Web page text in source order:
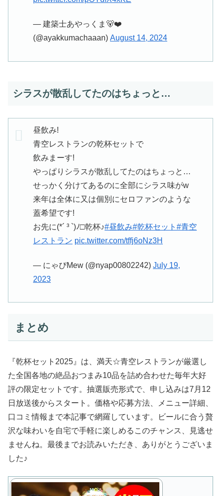
— 建築士あやっくま🐻❤️
(@ayakkumachaaan) August 14, 2024
シラスが散乱してたのはちょっと…
昼飲み!
青空レストランの乾杯セットで
飲みまーす!
やっぱりシラスが散乱してたのはちょっと…
せっかく分けてあるのに全部にシラス味がw
来年は全体に又は個別にセロファンのような
蓋希望です!
お先に(*´ ³ `)ﾉ□乾杯♪#昼飲み#乾杯セット #青空
レストラン pic.twitter.com/tffj6oNz3H
— にゃぴMew (@nyap00802242) July 19,
2023
まとめ
『乾杯セット2025』は、満天☆青空レストランが厳選し
た全国各地の絶品おつまみ10品を詰め合わせた毎年大好
評の限定セットです。抽選販売形式で、申し込みは7月12
日放送後からスタート。価格や応募方法、メニュー詳細、
口コミ情報まで本記事で網羅しています。ビールに合う贅
沢な味わいを自宅で手軽に楽しめるこのチャンス、見逃せ
ませんね。最後までお読みいただき、ありがとうございま
した♪